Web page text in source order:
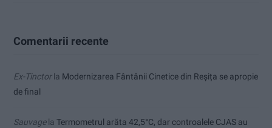
Comentarii recente
Ex-Tinctorla Modernizarea Fântânii Cinetice din Reșița se apropie
de final
Sauvagela Termometrul arăta 42,5°C, dar controalele CJAS au